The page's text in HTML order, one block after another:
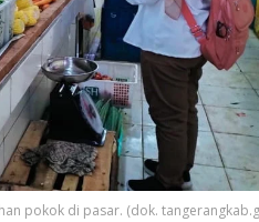
pokok di pasar. (dok.